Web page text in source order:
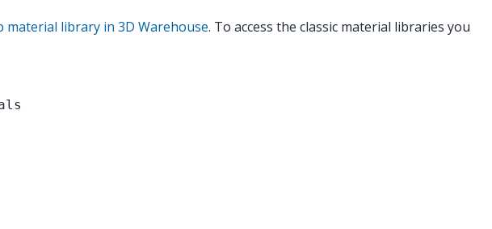
material library in 3D Warehouse. To access the classic material libraries you